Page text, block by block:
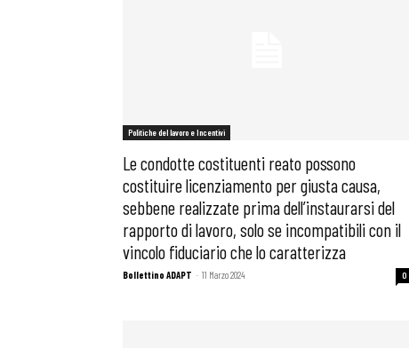
Politiche del lavoro e Incentivi
Le condotte costituenti reato possono
costituire licenziamento per giusta causa,
sebbene realizzate prima dell’instaurarsi del
rapporto di lavoro, solo se incompatibili con il
vincolo fiduciario che lo caratterizza
Bollettino ADAPT - 11 Marzo 2024 0